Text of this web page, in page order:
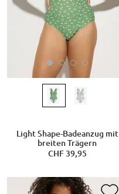
Light Shape-Badeanzug mit
breiten Trägern
CHF 39,95